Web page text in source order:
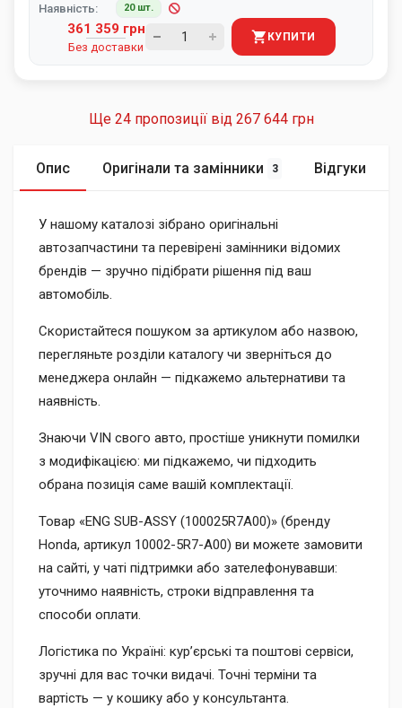
Наявність: 20 шт.
361 359 грн
Без доставки
КУПИТИ
Ще 24 пропозиції від 267 644 грн
Опис Оригінали та замінники 3 Відгуки
У нашому каталозі зібрано оригінальні
автозапчастини та перевірені замінники відомих
брендів — зручно підібрати рішення під ваш
автомобіль.
Скористайтеся пошуком за артикулом або назвою,
перегляньте розділи каталогу чи зверніться до
менеджера онлайн — підкажемо альтернативи та
наявність.
Знаючи VIN свого авто, простіше уникнути помилки
з модифікацією: ми підкажемо, чи підходить
обрана позиція саме вашій комплектації.
Товар «ENG SUB-ASSY (100025R7A00)» (бренду
Honda, артикул 10002-5R7-A00) ви можете замовити
на сайті, у чаті підтримки або зателефонувавши:
уточнимо наявність, строки відправлення та
способи оплати.
Логістика по Україні: кур’єрські та поштові сервіси,
зручні для вас точки видачі. Точні терміни та
вартість — у кошику або у консультанта.